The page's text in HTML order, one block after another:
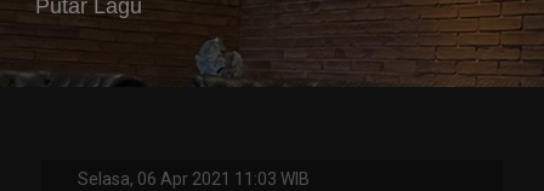
Putar Lagu
Selasa, 06 Apr 2021 11:03 WIB